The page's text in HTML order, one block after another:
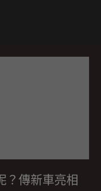
？傳新車亮相